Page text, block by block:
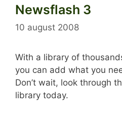
Newsflash 3
10 august 2008
With a library of
you can add what you
Don’t wait, look through
library today.